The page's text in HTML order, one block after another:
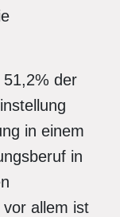
der
in einem
in
allem ist